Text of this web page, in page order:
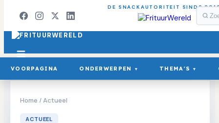
DE SNACKAUTORITEIT SINDS
VOORPAGINA ONDERWERPEN ▾ THEMA'S ▾
Home /Actueel
ACTUEEL